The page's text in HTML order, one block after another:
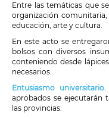
Entre las temáticas que
organización
educación, arte y cultura.
En este acto se
bolsos con diversos
conteniendo desde
necesarios.
Entusiasmo
aprobados se ejecutarán
las provincias.